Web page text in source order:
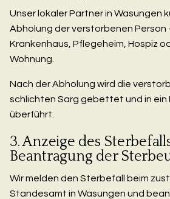
Unser lokaler Partner in Wasungen
Abholung der verstorbenen Person
Krankenhaus, Pflegeheim, Hospiz
Wohnung.
Nach der Abholung wird die
schlichten Sarg gebettet und in ein
überführt.
3. Anzeige des
Beantragung der
Wir melden den Sterbefall beim
Standesamt in Wasungen und